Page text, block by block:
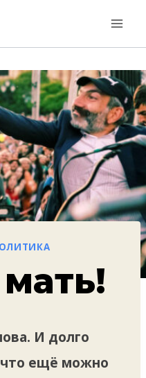
И долго
что ещё можно